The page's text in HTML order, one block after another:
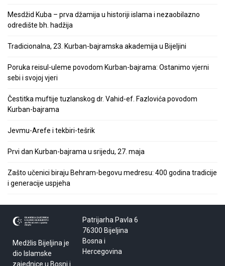
Mesdžid Kuba – prva džamija u historiji islama i nezaobilazno
odredište bh. hadžija
Tradicionalna, 23. Kurban-bajramska akademija u Bijeljini
Poruka reisul-uleme povodom Kurban-bajrama: Ostanimo vjerni
sebi i svojoj vjeri
Čestitka muftije tuzlanskog dr. Vahid-ef. Fazlovića povodom
Kurban-bajrama
Jevmu-Arefe i tekbiri-tešrik
Prvi dan Kurban-bajrama u srijedu, 27. maja
Zašto učenici biraju Behram-begovu medresu: 400 godina tradicije
i generacije uspjeha
Medžlis Bijeljina je
dio Islamske
zajednice u Bosni i
Patrijarha Pavla 6
76300 Bijeljina
Bosna i
Hercegovina